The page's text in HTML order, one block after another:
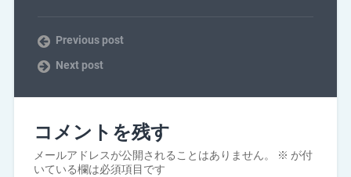
Previous post
Next post
コメントを残す
メールアドレスが公開されることはありません。 ※ が付
いている欄は必須項目です